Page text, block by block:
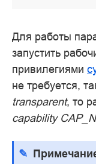
Для работы
запустить
привилегиями
не требуется,
transparent, то
capability